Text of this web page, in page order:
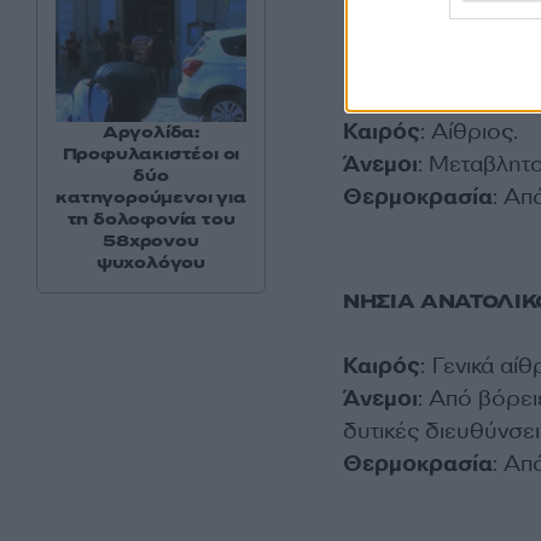
Καιρός: Αίθριος.
Άνεμοι:
Θερμοκρασία:
ΝΗΣΙΑ
Καιρός: Γενικά
Άνεμοι: Από
δυτικές
Θερμοκρασία:
Αργολίδα:
Προφυλακιστέοι οι
δύο
κατηγορούμενοι για
τη δολοφονία του
58χρονου
ψυχολόγου